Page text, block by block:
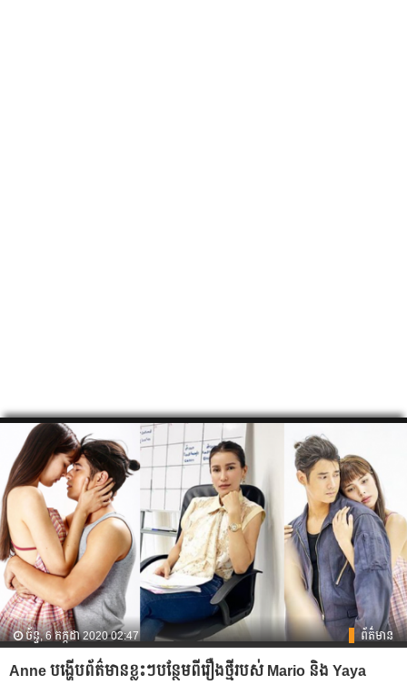
ច័ន្ទ, 6 កក្កដា 2020 02:47 ព័ត៌មាន
Anne បង្ហើប​ព័ត៌មាន​ខ្លះៗ​បន្ថែម​ពី​រឿង​ថ្មី​របស់​ Mario និង​ Yaya